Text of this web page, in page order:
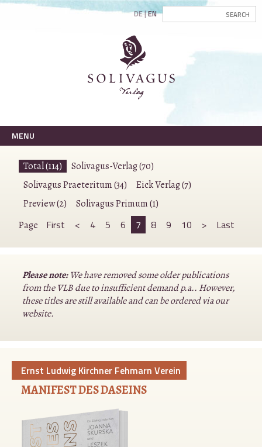
DE EN
MENU
Total (114)
Solivagus-Verlag (70)
Solivagus Praeteritum (34)
Eick Verlag (7)
Preview (2)
Solivagus Primum (1)
Page
First < 4 5 6 7 8 9 10 > Last
Please note:We have removed some older publications
from the VLB due to insufficient demand p.a.. However,
these titles are still available and can be ordered via our
website.
Ernst Ludwig Kirchner Fehmarn Verein
MANIFEST DES DASEINS